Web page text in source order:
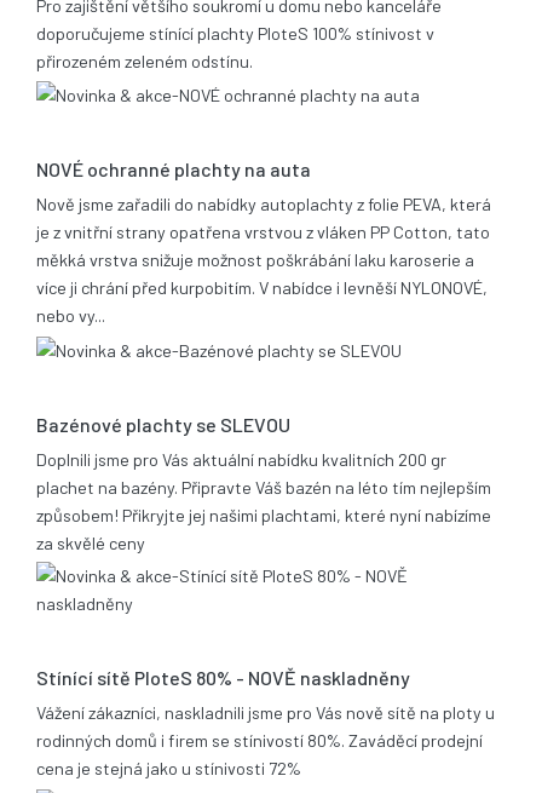
Pro zajištění většího soukromí u domu nebo kanceláře
doporučujeme stínící plachty PloteS 100% stínivost v
přirozeném zeleném odstínu.
NOVÉ ochranné plachty na auta
Nově jsme zařadili do nabídky autoplachty z folie PEVA, která
je z vnitřní strany opatřena vrstvou z vláken PP Cotton, tato
měkká vrstva snižuje možnost poškrábání laku karoserie a
více ji chrání před kurpobitím. V nabídce i levněší NYLONOVÉ,
nebo vy...
Bazénové plachty se SLEVOU
Doplnili jsme pro Vás aktuální nabídku kvalitních 200 gr
plachet na bazény. Připravte Váš bazén na léto tím nejlepším
způsobem! Přikryjte jej našimi plachtami, které nyní nabízíme
za skvělé ceny
Stínící sítě PloteS 80% - NOVĚ naskladněny
Vážení zákazníci, naskladnili jsme pro Vás nově sítě na ploty u
rodinných domů i firem se stínivostí 80%. Zaváděcí prodejní
cena je stejná jako u stínivosti 72%